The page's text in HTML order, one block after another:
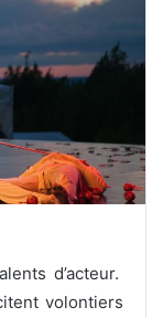
d’acteur.
volontiers